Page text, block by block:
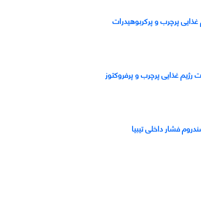
رژیم غذایی پرچرب و پرفروکتوز
فشار داخلی تیبیا